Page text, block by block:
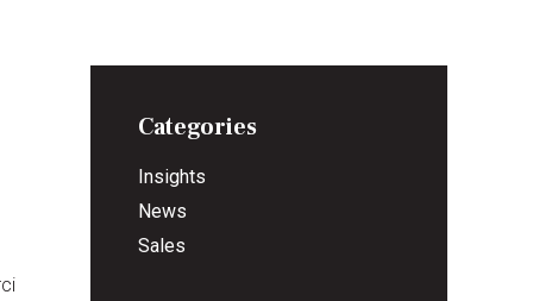
Categories
Insights
News
Sales